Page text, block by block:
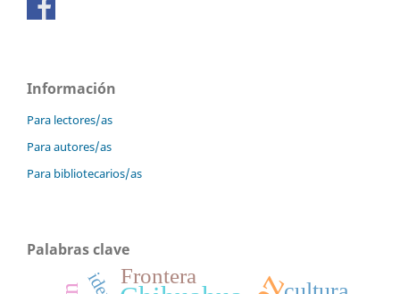
Información
Para lectores/as
Para autores/as
Para bibliotecarios/as
Palabras clave
Frontera